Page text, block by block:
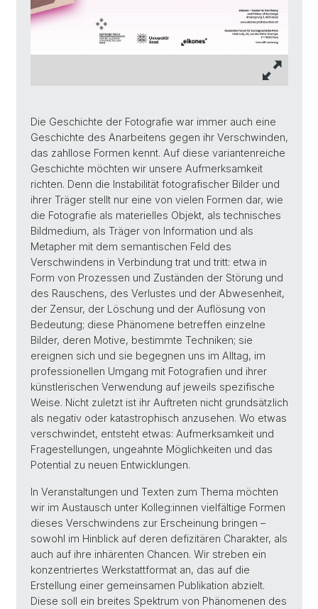
Die Geschichte der Fotografie war immer auch eine
Geschichte des Anarbeitens gegen ihr Verschwinden,
das zahllose Formen kennt. Auf diese variantenreiche
Geschichte möchten wir unsere Aufmerksamkeit
richten. Denn die Instabilität fotografischer Bilder und
ihrer Träger stellt nur eine von vielen Formen dar, wie
die Fotografie als materielles Objekt, als technisches
Bildmedium, als Träger von Information und als
Metapher mit dem semantischen Feld des
Verschwindens in Verbindung trat und tritt: etwa in
Form von Prozessen und Zuständen der Störung und
des Rauschens, des Verlustes und der Abwesenheit,
der Zensur, der Löschung und der Auflösung von
Bedeutung; diese Phänomene betreffen einzelne
Bilder, deren Motive, bestimmte Techniken; sie
ereignen sich und sie begegnen uns im Alltag, im
professionellen Umgang mit Fotografien und ihrer
künstlerischen Verwendung auf jeweils spezifische
Weise. Nicht zuletzt ist ihr Auftreten nicht grundsätzlich
als negativ oder katastrophisch anzusehen. Wo etwas
verschwindet, entsteht etwas: Aufmerksamkeit und
Fragestellungen, ungeahnte Möglichkeiten und das
Potential zu neuen Entwicklungen.
In Veranstaltungen und Texten zum Thema möchten
wir im Austausch unter Kolleg:innen vielfältige Formen
dieses Verschwindens zur Erscheinung bringen –
sowohl im Hinblick auf deren defizitären Charakter, als
auch auf ihre inhärenten Chancen. Wir streben ein
konzentriertes Werkstattformat an, das auf die
Erstellung einer gemeinsamen Publikation abzielt.
Diese soll ein breites Spektrum von Phänomenen des